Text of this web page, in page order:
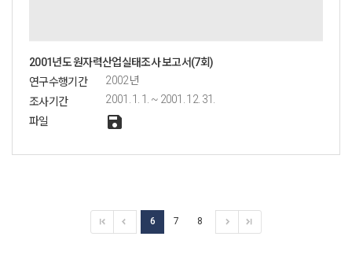
2001년도 원자력산업실태조사 보고서(7회)
연구수행기간
2002년
조사기간
2001. 1. 1. ~ 2001. 12. 31.
파일
save
6 7 8